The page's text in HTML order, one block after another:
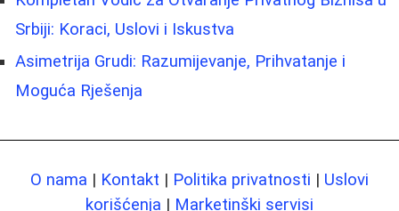
Srbiji: Koraci, Uslovi i Iskustva
Asimetrija Grudi: Razumijevanje, Prihvatanje i
Moguća Rješenja
O nama | Kontakt | Politika privatnosti | Uslovi
korišćenja | Marketinški servisi